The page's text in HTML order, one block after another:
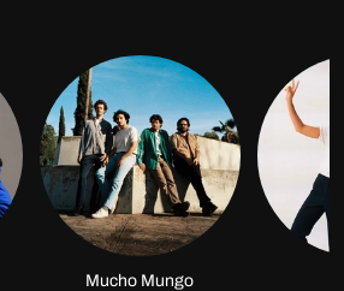
Mucho Mungo